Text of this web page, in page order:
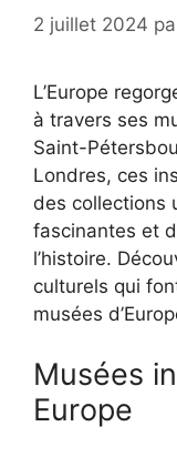
2 juillet 2024
L’Europe
à travers ses
Saint-
Londres, ces
des collections
fascinantes et
l’histoire.
culturels qui
musées
Musées
Europe